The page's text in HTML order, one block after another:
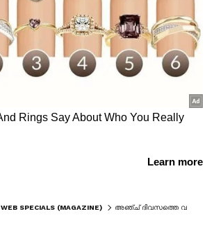
WEB SPECIALS (MAGAZINE)